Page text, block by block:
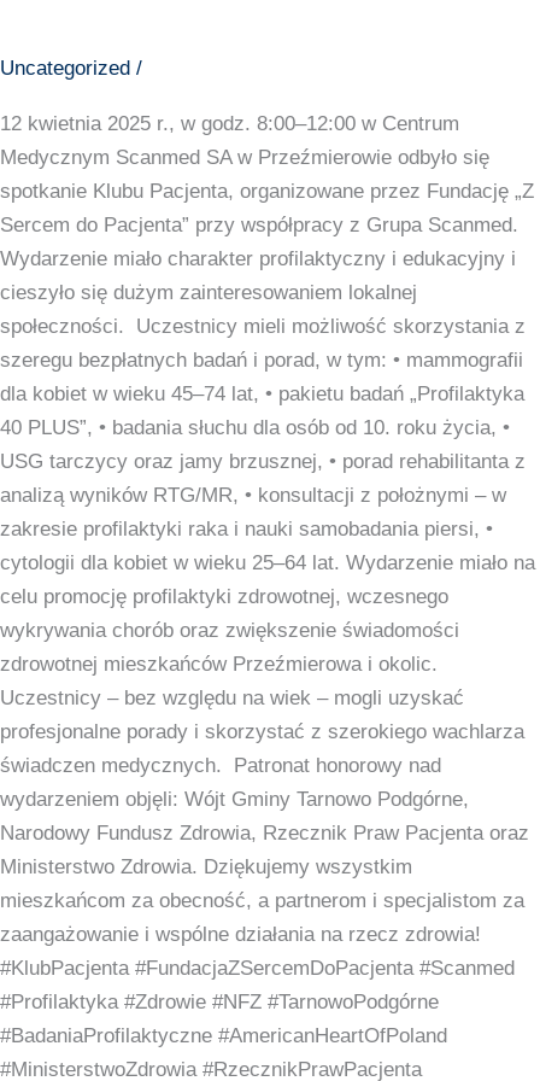
Uncategorized /
12 kwietnia 2025 r., w godz. 8:00–12:00 w Centrum
Medycznym Scanmed SA w Przeźmierowie odbyło się
spotkanie Klubu Pacjenta, organizowane przez Fundację „Z
Sercem do Pacjenta” przy współpracy z Grupa Scanmed.
Wydarzenie miało charakter profilaktyczny i edukacyjny i
cieszyło się dużym zainteresowaniem lokalnej
społeczności. Uczestnicy mieli możliwość skorzystania z
szeregu bezpłatnych badań i porad, w tym: • mammografii
dla kobiet w wieku 45–74 lat, • pakietu badań „Profilaktyka
40 PLUS”, • badania słuchu dla osób od 10. roku życia, •
USG tarczycy oraz jamy brzusznej, • porad rehabilitanta z
analizą wyników RTG/MR, • konsultacji z położnymi – w
zakresie profilaktyki raka i nauki samobadania piersi, •
cytologii dla kobiet w wieku 25–64 lat. Wydarzenie miało na
celu promocję profilaktyki zdrowotnej, wczesnego
wykrywania chorób oraz zwiększenie świadomości
zdrowotnej mieszkańców Przeźmierowa i okolic.
Uczestnicy – bez względu na wiek – mogli uzyskać
profesjonalne porady i skorzystać z szerokiego wachlarza
świadczen medycznych. Patronat honorowy nad
wydarzeniem objęli: Wójt Gminy Tarnowo Podgórne,
Narodowy Fundusz Zdrowia, Rzecznik Praw Pacjenta oraz
Ministerstwo Zdrowia. Dziękujemy wszystkim
mieszkańcom za obecność, a partnerom i specjalistom za
zaangażowanie i wspólne działania na rzecz zdrowia!
#KlubPacjenta #FundacjaZSercemDoPacjenta #Scanmed
#Profilaktyka #Zdrowie #NFZ #TarnowoPodgórne
#BadaniaProfilaktyczne #AmericanHeartOfPoland
#MinisterstwoZdrowia #RzecznikPrawPacjenta